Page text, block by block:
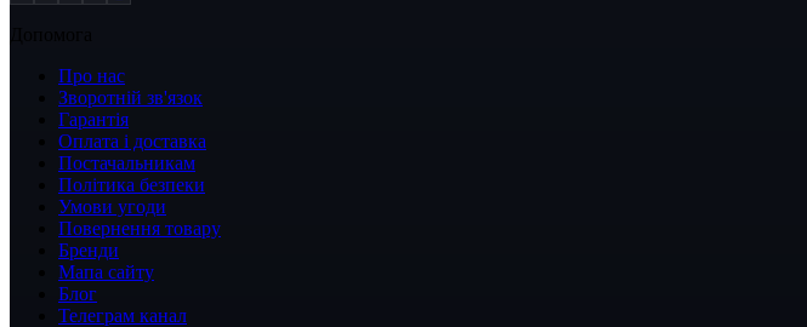
Про нас
Зворотній зв'язок
Гарантія
Оплата і доставка
Постачальникам
Політика безпеки
Умови угоди
Повернення товару
Бренди
Мапа сайту
Блог
Телеграм канал